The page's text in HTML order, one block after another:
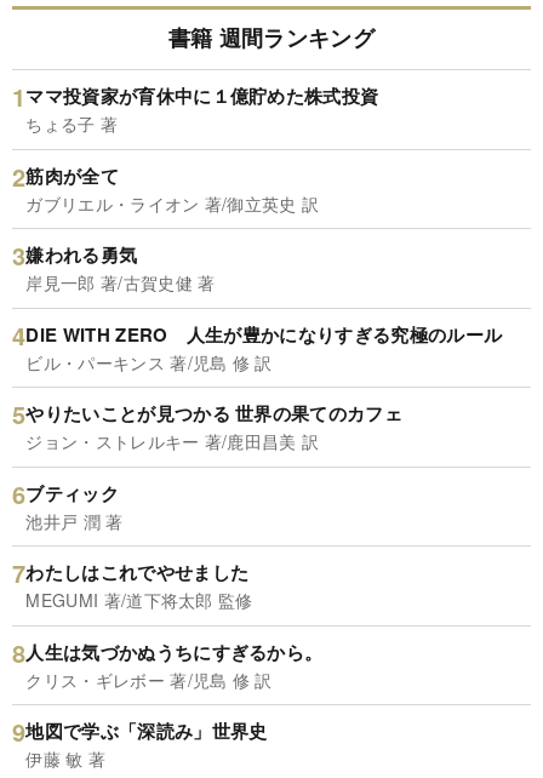
書籍 週間ランキング
ママ投資家が育休中に１億貯めた株式投資
ちょる子 著
筋肉が全て
ガブリエル・ライオン 著/御立英史 訳
嫌われる勇気
岸見一郎 著/古賀史健 著
DIE WITH ZERO 人生が豊かになりすぎる究極のルール
ビル・パーキンス 著/児島 修 訳
やりたいことが見つかる 世界の果てのカフェ
ジョン・ストレルキー 著/鹿田昌美 訳
ブティック
池井戸 潤 著
わたしはこれでやせました
MEGUMI 著/道下将太郎 監修
人生は気づかぬうちにすぎるから。
クリス・ギレボー 著/児島 修 訳
地図で学ぶ「深読み」世界史
伊藤 敏 著